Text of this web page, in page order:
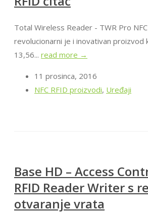
Total Wireless Reader - TWR Pro
revolucionarni je i inovativan proizvod
13,56... read more →
11 prosinca, 2016
NFC RFID proizvodi, Uređaji
Base HD – Access
RFID Reader Writer s
otvaranje vrata